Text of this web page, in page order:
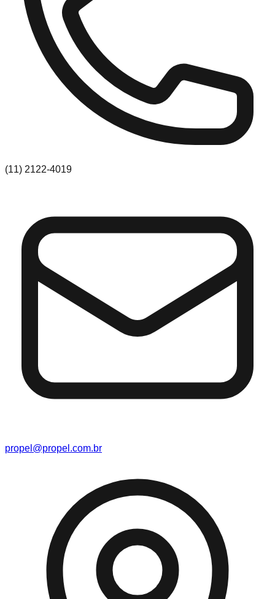
(11) 2122-4019
propel@propel.com.br